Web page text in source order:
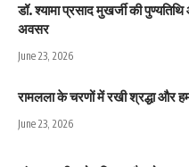
डॉ. श्यामा प्रसाद मुखर्जी की
अवसर
June 23, 2026
रामलला के चरणों में रखी श्रद्धा और
June 23, 2026